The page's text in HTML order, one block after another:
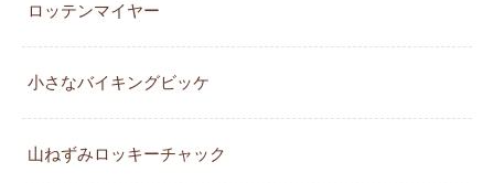
ロッテンマイヤー
小さなバイキングビッケ
山ねずみロッキーチャック